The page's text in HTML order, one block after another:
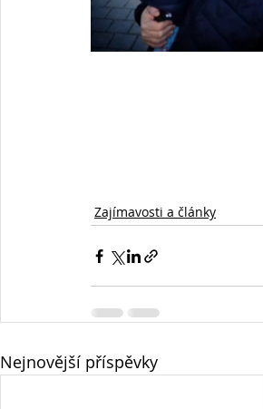
Zajímavosti a články
Nejnovější příspěvky